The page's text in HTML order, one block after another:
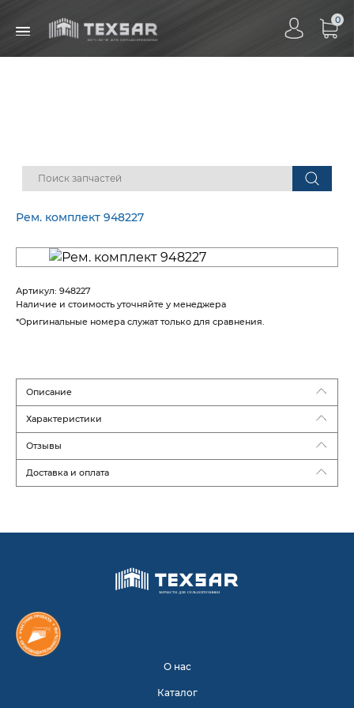
0
Рем. комплект 948227
Артикул: 948227
Наличие и стоимость уточняйте у менеджера
*Оригинальные номера служат только для сравнения.
Описание
Характеристики
Отзывы
Доставка и оплата
О нас
Каталог